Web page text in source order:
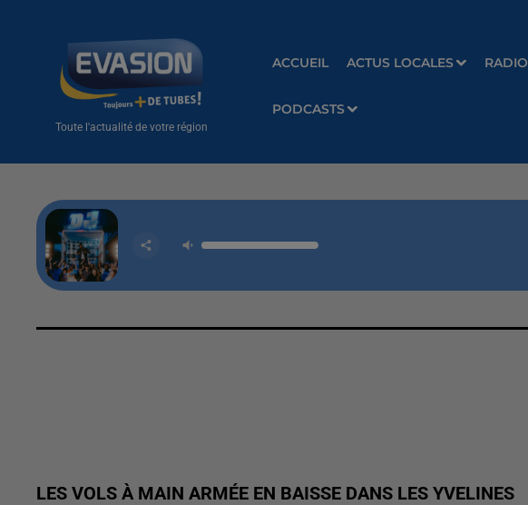
Toute l'actualité de votre région
ACCUEIL ACTUS LOCALES RADIO
PODCASTS
LES VOLS À MAIN ARMÉE EN BAISSE DANS LES YVELINES